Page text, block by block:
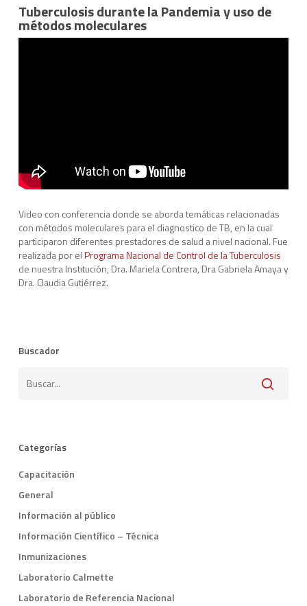
Tuberculosis durante la Pandemia y uso de
métodos moleculares
Video con conferencia donde se aborda temáticas relacionadas
con métodos moleculares para el diagnostico de TB, en la cual
participaron diferentes prestadores de salud a nivel nacional. Fue
realizada por elPrograma Nacional de Control de la Tuberculosis
de nuestra Institución, Dra. Mariela Contrera, Dra Gabriela Amaya y
Dra. Claudia Gutiérrez.
Buscador
Categorías
Capacitación
General
Información al público
Información Científico – Técnica
Inmunizaciones
Laboratorio Calmette
Laboratorio de Referencia Nacional